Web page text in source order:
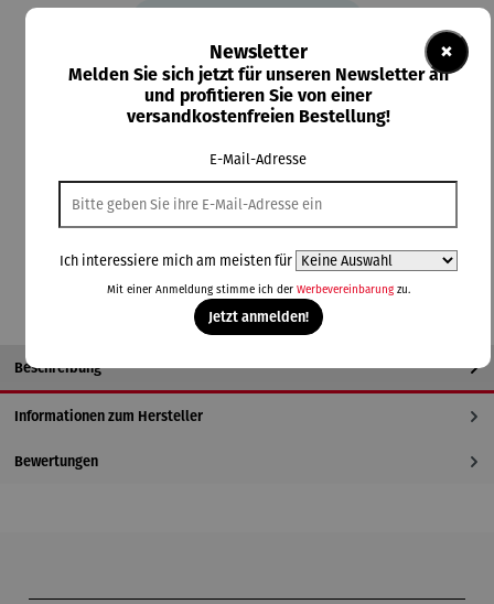
Preise inkl. MwSt. zzgl. Versandkosten
Lieferzeit: 2-4 Tage
In den Warenkorb
Beschreibung
Informationen zum Hersteller
Bewertungen
×
Newsletter
Melden Sie sich jetzt für unseren Newsletter an
und profitieren Sie von einer
versandkostenfreien Bestellung!
E-Mail-Adresse
Ich interessiere mich am meisten für
Mit einer Anmeldung stimme ich der Werbevereinbarungzu.
Jetzt anmelden!